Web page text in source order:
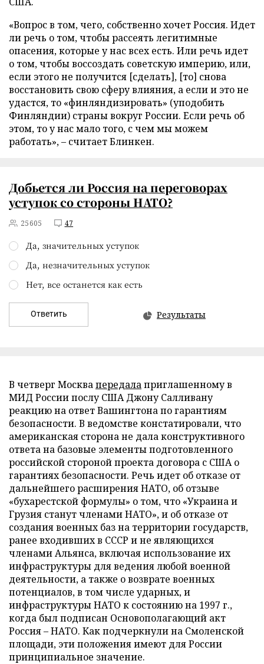
«Вопрос в том, чего, собственно хочет Россия. Идет
ли речь о том, чтобы рассеять легитимные
опасения, которые у нас всех есть. Или речь идет
о том, чтобы воссоздать советскую империю, или,
если этого не получится [сделать], [то] снова
восстановить свою сферу влияния, а если и это не
удастся, то «финляндизировать» (уподобить
Финляндии) страны вокруг России. Если речь об
этом, то у нас мало того, с чем мы можем
работать», – считает Блинкен.
Добьется ли Россия на переговорах
уступок со стороны НАТО?
25605 47
Да, значительных уступок
Да, незначительных уступок
Нет, все останется как есть
Ответить Результаты
В четверг Москвапередалаприглашенному в
МИД России послу США Джону Салливану
реакцию на ответ Вашингтона по гарантиям
безопасности. В ведомстве констатировали, что
американская сторона не дала конструктивного
ответа на базовые элементы подготовленного
российской стороной проекта договора с США о
гарантиях безопасности. Речь идет об отказе от
дальнейшего расширения НАТО, об отзыве
«бухарестской формулы» о том, что «Украина и
Грузия станут членами НАТО», и об отказе от
создания военных баз на территории государств,
ранее входивших в СССР и не являющихся
членами Альянса, включая использование их
инфраструктуры для ведения любой военной
деятельности, а также о возврате военных
потенциалов, в том числе ударных, и
инфраструктуры НАТО к состоянию на 1997 г.,
когда был подписан Основополагающий акт
Россия – НАТО. Как подчеркнули на Смоленской
площади, эти положения имеют для России
принципиальное значение.